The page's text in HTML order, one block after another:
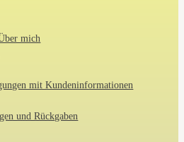
mich
mit Kundeninformationen
und Rückgaben